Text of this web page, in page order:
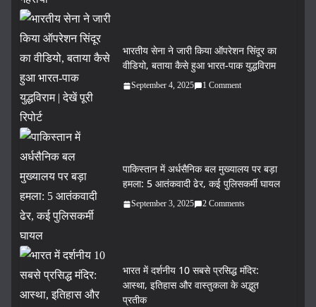
भारतीय सेना ने जारी किया ऑपरेशन सिंदूर का
वीडियो, बताया कैसे हुआ भारत-पाक युद्धविराम
September 4, 2025 1 Comment
पाकिस्तान में अर्धसैनिक बल मुख्यालय पर बड़ा
हमला: 5 आतंकवादी ढेर, कई पुलिसकर्मी घायल
September 3, 2025 2 Comments
भारत में दर्शनीय 10 सबसे प्रसिद्ध मंदिर:
आस्था, इतिहास और वास्तुकला के अद्भुत
प्रतीक